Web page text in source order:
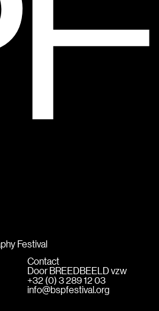
Festival
Contact
Door BREEDBEELD vzw
+32 (0) 3 289 12 03
info@bspfestival.org